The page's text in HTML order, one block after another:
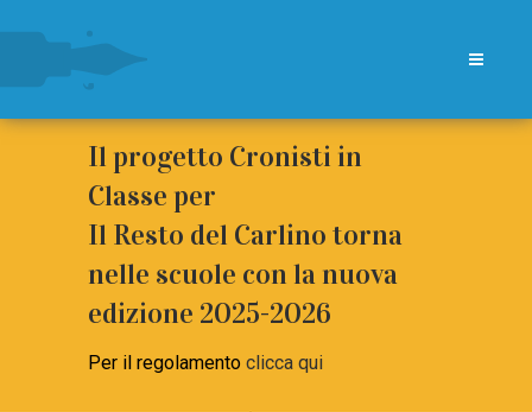
Il progetto Cronisti in
Classe per
Il Resto del Carlino torna
nelle scuole con la nuova
edizione 2025-2026
Per il regolamento clicca qui